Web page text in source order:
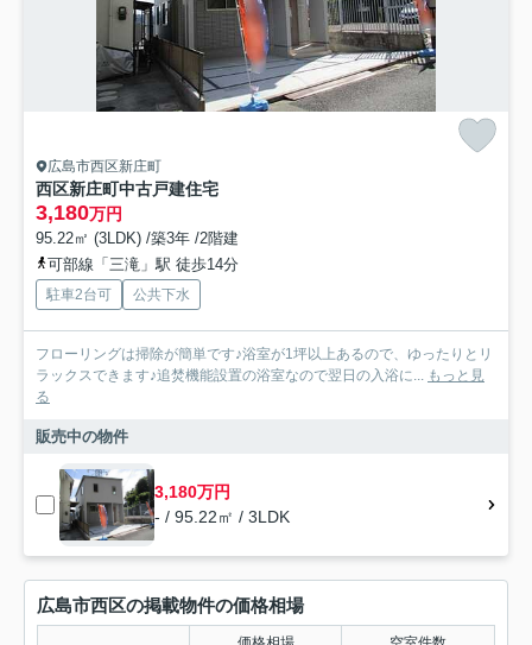
広島市西区新庄町
西区新庄町中古戸建住宅
3,180万円
95.22㎡ (3LDK) /築3年 /2階建
可部線「三滝」駅 徒歩14分
駐車2台可 公共下水
フローリングは掃除が簡単です♪浴室が1坪以上あるので、ゆったりとリ
ラックスできます♪追焚機能設置の浴室なので翌日の入浴に... もっと見
る
販売中の物件
3,180万円
- / 95.22㎡ / 3LDK
広島市西区の掲載物件の価格相場